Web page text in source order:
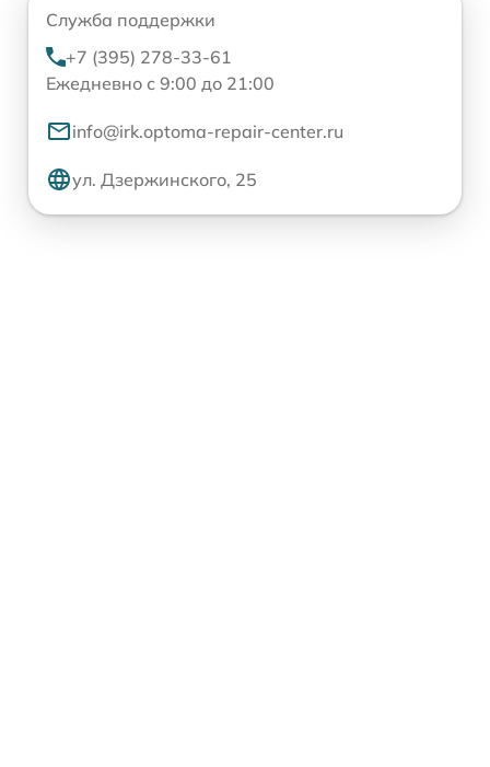
Служба поддержки
+7 (395) 278-33-61
Ежедневно с 9:00 до 21:00
info@irk.optoma-repair-center.ru
ул. Дзержинского, 25